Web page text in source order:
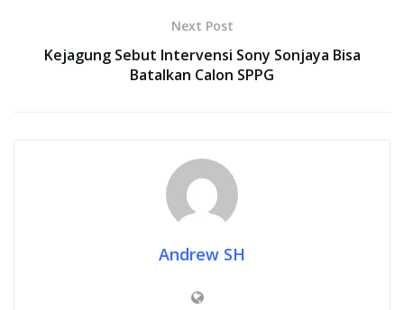
Next Post
Kejagung Sebut Intervensi Sony Sonjaya Bisa
Batalkan Calon SPPG
Andrew SH